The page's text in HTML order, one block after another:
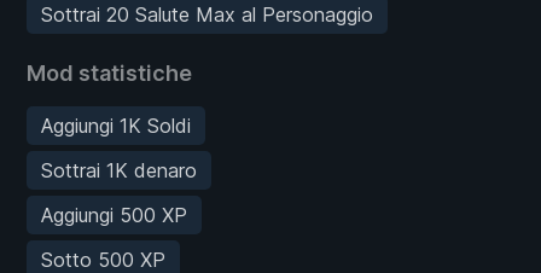
Sottrai 20 Salute Max al Personaggio
Mod statistiche
Aggiungi 1K Soldi
Sottrai 1K denaro
Aggiungi 500 XP
Sotto 500 XP